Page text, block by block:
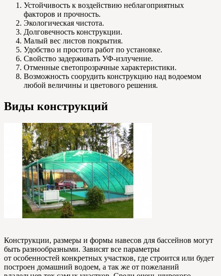
Устойчивость к воздействию неблагоприятных
факторов и прочность.
Экологическая чистота.
Долговечность конструкции.
Малый вес листов покрытия.
Удобство и простота работ по установке.
Свойство задерживать УФ-излучение.
Отменные светопрозрачные характеристики.
Возможность соорудить конструкцию над водоемом
любой величины и цветового решения.
Виды конструкций
Конструкции, размеры и формы навесов для бассейнов могут
быть разнообразными. Зависят все параметры
от особенностей конкретных участков, где строится или будет
построен домашний водоем, а так же от пожеланий